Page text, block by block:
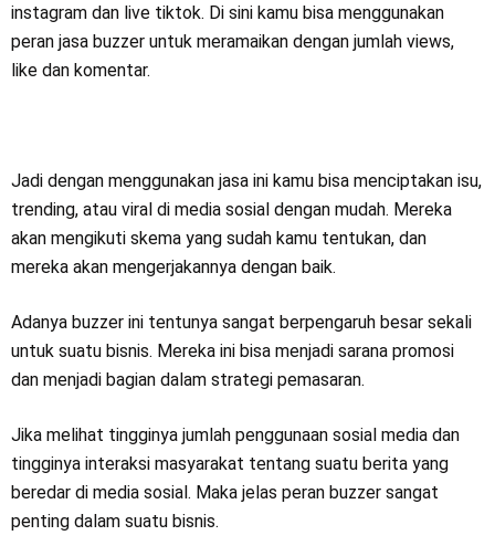
instagram dan live tiktok. Di sini kamu bisa menggunakan
peran jasa buzzer untuk meramaikan dengan jumlah views,
like dan komentar.
Jadi dengan menggunakan jasa ini kamu bisa menciptakan isu,
trending, atau viral di media sosial dengan mudah. Mereka
akan mengikuti skema yang sudah kamu tentukan, dan
mereka akan mengerjakannya dengan baik.
Adanya buzzer ini tentunya sangat berpengaruh besar sekali
untuk suatu bisnis. Mereka ini bisa menjadi sarana promosi
dan menjadi bagian dalam strategi pemasaran.
Jika melihat tingginya jumlah penggunaan sosial media dan
tingginya interaksi masyarakat tentang suatu berita yang
beredar di media sosial. Maka jelas peran buzzer sangat
penting dalam suatu bisnis.